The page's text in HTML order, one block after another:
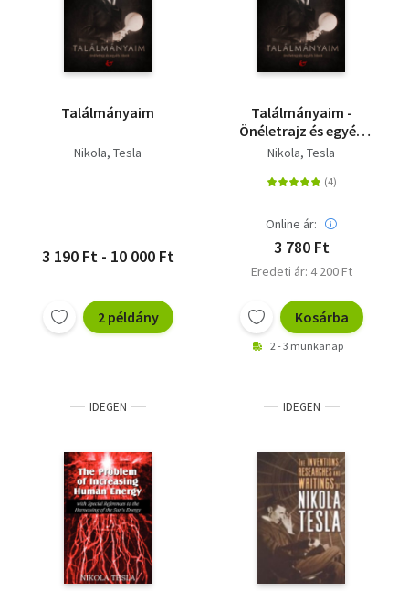
Találmányaim
Nikola, Tesla
3 190 Ft - 10 000 Ft
2 példány
Találmányaim -
Önéletrajz és egyéb
írások
Nikola, Tesla
Online ár:
3 780 Ft
Eredeti ár: 4 200 Ft
Kosárba
2 - 3 munkanap
IDEGEN IDEGEN